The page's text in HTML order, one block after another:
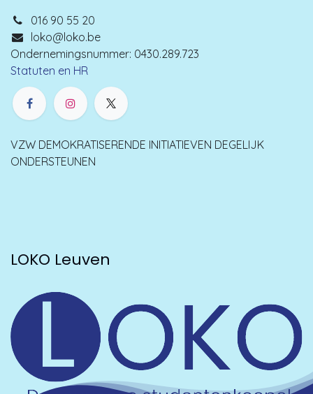
016 90 55 20
loko@loko.be
Ondernemingsnummer: 0430.289.723
Statuten en HR
VZW DEMOKRATISERENDE INITIATIEVEN DEGELIJK
ONDERSTEUNEN
LOKO Leuven